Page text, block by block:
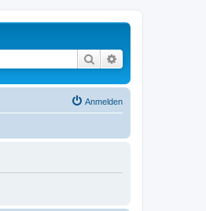
Suche
Anmelden